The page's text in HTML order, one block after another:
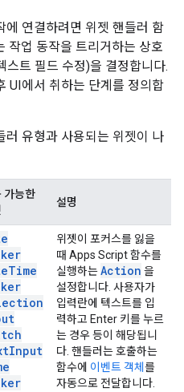
에 연결하려면 위젯 핸들러 함
작업 동작을 트리거하는 상호
스트 필드 수정)을 결정합니다.
UI에서 취하는 단계를 정의합
러 유형과 사용되는 위젯이 나
가능한
설명
Time
Input
위젯이 포커스를 잃을
때 Apps Script 함수를
실행하는Action 을
설정합니다. 사용자가
입력란에 텍스트를 입
력하고 Enter 키를 누르
는 경우 등이 해당됩니
다. 핸들러는 호출하는
함수에 이벤트 객체 를
자동으로 전달합니다.